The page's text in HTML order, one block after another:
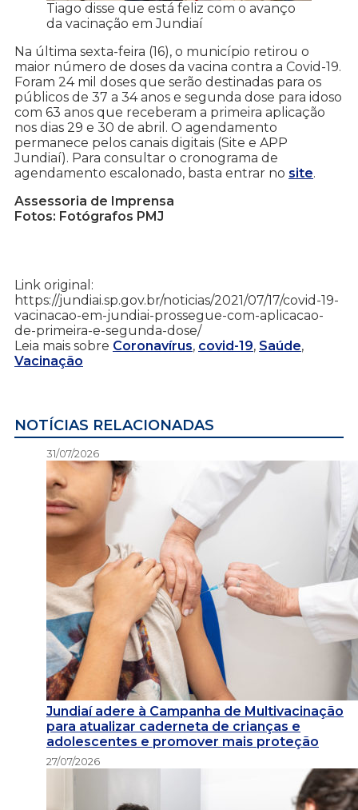
Tiago disse que está feliz com o avanço
da vacinação em Jundiaí
Na última sexta-feira (16), o município retirou o
maior número de doses da vacina contra a Covid-19.
Foram 24 mil doses que serão destinadas para os
públicos de 37 a 34 anos e segunda dose para idoso
com 63 anos que receberam a primeira aplicação
nos dias 29 e 30 de abril. O agendamento
permanece pelos canais digitais (Site e APP
Jundiaí). Para consultar o cronograma de
agendamento escalonado, basta entrar no site.
Assessoria de Imprensa
Fotos: Fotógrafos PMJ
Link original:
https://jundiai.sp.gov.br/noticias/2021/07/17/covid-19-
vacinacao-em-jundiai-prossegue-com-aplicacao-
de-primeira-e-segunda-dose/
Leia mais sobre Coronavírus, covid-19, Saúde,
Vacinação
NOTÍCIAS RELACIONADAS
31/07/2026
Jundiaí adere à Campanha de Multivacinação
para atualizar caderneta de crianças e
adolescentes e promover mais proteção
27/07/2026